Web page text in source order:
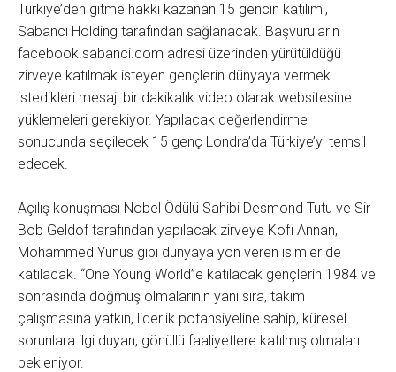
Türkiye’den gitme hakkı kazanan 15 gencin katılımı,
Sabancı Holding tarafından sağlanacak. Başvuruların
facebook.sabanci.com adresi üzerinden yürütüldüğü
zirveye katılmak isteyen gençlerin dünyaya vermek
istedikleri mesajı bir dakikalık video olarak websitesine
yüklemeleri gerekiyor. Yapılacak değerlendirme
sonucunda seçilecek 15 genç Londra’da Türkiye’yi temsil
edecek.
Açılış konuşması Nobel Ödülü Sahibi Desmond Tutu ve Sir
Bob Geldof tarafından yapılacak zirveye Kofi Annan,
Mohammed Yunus gibi dünyaya yön veren isimler de
katılacak. “One Young World”e katılacak gençlerin 1984 ve
sonrasında doğmuş olmalarının yanı sıra, takım
çalışmasına yatkın, liderlik potansiyeline sahip, küresel
sorunlara ilgi duyan, gönüllü faaliyetlere katılmış olmaları
bekleniyor.